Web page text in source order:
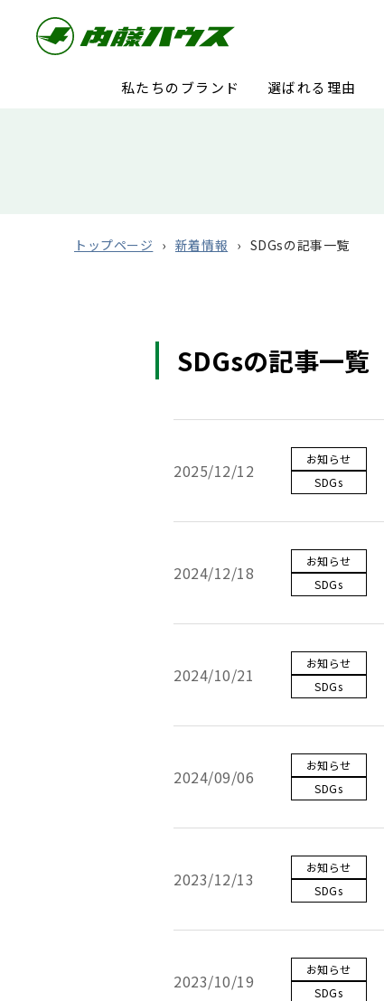
私たちのブランド 選ばれる理由
トップページ 新着情報 SDGsの記事一覧
SDGsの記事一覧
2025/12/12
お知らせ
SDGs
2024/12/18
お知らせ
SDGs
2024/10/21
お知らせ
SDGs
2024/09/06
お知らせ
SDGs
2023/12/13
お知らせ
SDGs
2023/10/19
お知らせ
SDGs